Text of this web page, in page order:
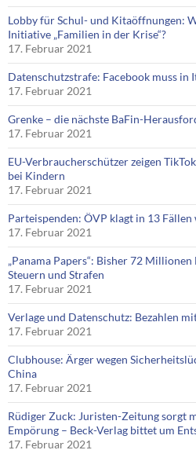
Lobby für Schul- und Kitaöffnungen:
Initiative „Familien in der Krise“?
17. Februar 2021
Datenschutzstrafe: Facebook muss
17. Februar 2021
Grenke – die nächste BaFin-
17. Februar 2021
EU-Verbraucherschützer zeigen
bei Kindern
17. Februar 2021
Parteispenden: ÖVP klagt in 13 Fällen
17. Februar 2021
„Panama Papers“: Bisher 72
Steuern und Strafen
17. Februar 2021
Verlage und Datenschutz: Bezahlen
17. Februar 2021
Clubhouse: Ärger wegen
China
17. Februar 2021
Rüdiger Zuck: Juristen-Zeitung sorgt
Empörung – Beck-Verlag bittet um
17. Februar 2021